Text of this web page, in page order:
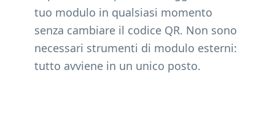
tuo modulo in qualsiasi momento
senza cambiare il codice QR. Non sono
necessari strumenti di modulo esterni:
tutto avviene in un unico posto.